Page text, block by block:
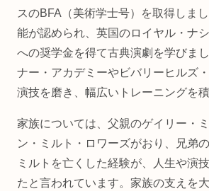
スのBFA（美術学士号）を取得しま
能が認められ、英国のロイヤル・ナ
への奨学金を得て古典演劇を学びま
ナー・アカデミーやビバリーヒルズ
演技を磨き、幅広いトレーニングを積
家族については、父親のゲイリー・
ン・ミルト・ロワーズがおり、兄弟
ミルトを亡くした経験が、人生や演
たと言われています。家族の支えを